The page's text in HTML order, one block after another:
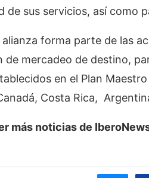
de sus servicios, así como
forma parte de las
de mercadeo de destino,
en el Plan
Costa Rica,
más noticias de